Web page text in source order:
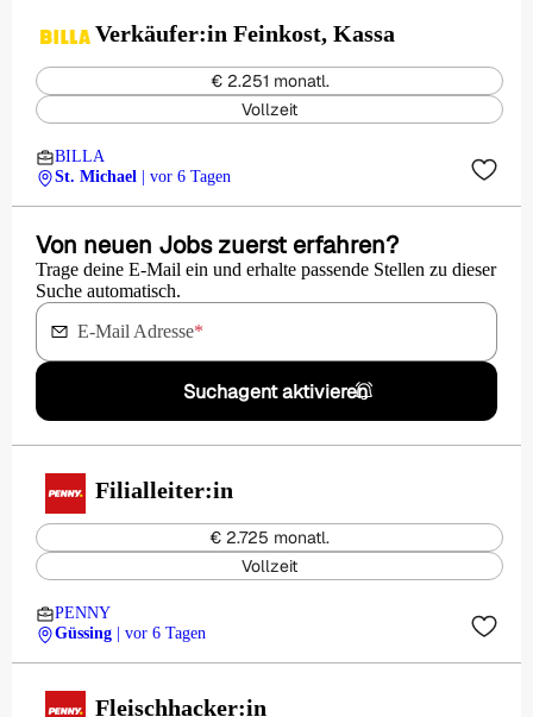
Verkäufer:in Feinkost, Kassa
€ 2.251 monatl.
Vollzeit
BILLA
St. Michael
| vor 6 Tagen
Von neuen Jobs zuerst erfahren?
Trage deine E-Mail ein und erhalte passende Stellen zu dieser
Suche automatisch.
E-Mail Adresse*
Suchagent aktivieren
Filialleiter:in
€ 2.725 monatl.
Vollzeit
PENNY
Güssing
| vor 6 Tagen
Fleischhacker:in